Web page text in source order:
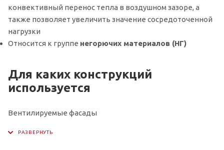
конвективный перенос тепла в воздушном зазоре, а
также позволяет увеличить значение сосредоточенной
нагрузки
Относится к группе негорючих материалов (НГ)
Для каких конструкций
используется
Вентилируемые фасады